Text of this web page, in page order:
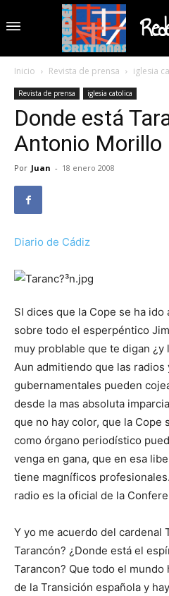
Inicio Revista de prensa iglesia
Revista de prensa iglesia catolica
Donde está
Antonio Morillo
Por Juan - 18 enero 2008
Diario de Cádiz
SI dices que la Cope se ha
sobre todo el esperpéntico
muy problable que te digan ¿y
Aun admitiendo que las
gubernamentales pueden
desde la mas absoluta
que no hay color, que la Cope
como órgano periodístico
venga en gana, que en esa
tiene magníficos
radio es la oficial de la
Y yo me acuerdo del cardenal
Tarancón? ¿Donde está el
Tarancon? Que todo el mundo
de la Transición española y